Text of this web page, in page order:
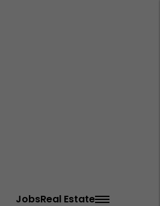
JobsReal Estate